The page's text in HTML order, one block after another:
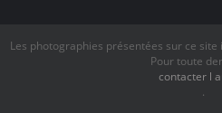
Les photographies présentées sur ce
Pour toute
contacter l
.